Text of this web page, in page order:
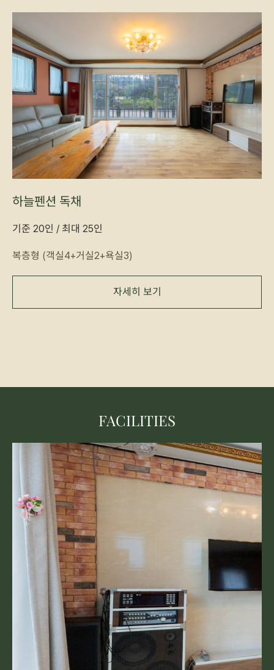
하늘펜션 독채
기준 20인 / 최대 25인
복층형 (객실4+거실2+욕실3)
자세히 보기
FACILITIES